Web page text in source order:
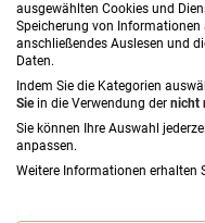
ausgewählten Cookies und
Speicherung von Informationen
anschließendes Auslesen und
Daten.
Indem Sie die Kategorien
Sie in die Verwendung der nicht
Sie können Ihre Auswahl
anpassen.
Weitere Informationen erhalten